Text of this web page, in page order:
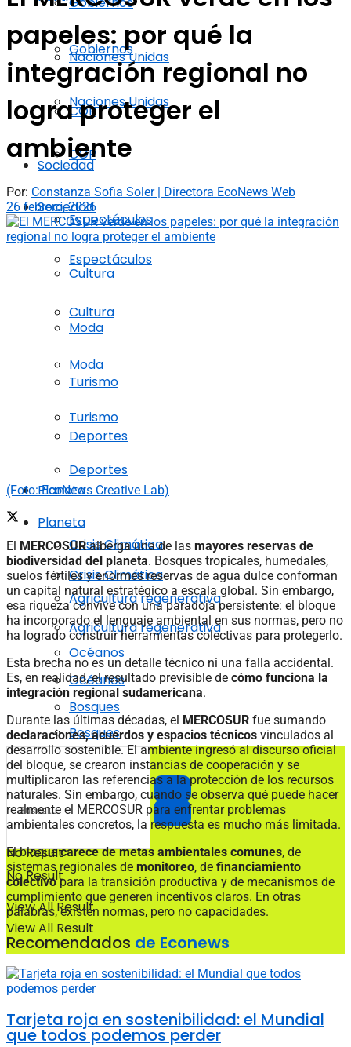
Naciones Unidas
COP
Sociedad
Espectáculos
Cultura
Moda
Turismo
Deportes
Planeta
Crisis Climática
Agricultura regenerativa
Océanos
Bosques
No Result
View All Result
Gobiernos
Naciones Unidas
COP
Sociedad
Espectáculos
Cultura
Moda
Turismo
Deportes
Planeta
Crisis Climática
Agricultura regenerativa
Océanos
Bosques
No Result
View All Result
papeles: por qué la
integración regional no
logra proteger el
ambiente
Por: Constanza Sofia Soler | Directora EcoNews Web
26 febrero, 2026
(Foto: EcoNews Creative Lab)
El MERCOSURalberga una de las mayores reservas de
biodiversidad del planeta. Bosques tropicales, humedales,
suelos fértiles y enormes reservas de agua dulce conforman
un capital natural estratégico a escala global. Sin embargo,
esa riqueza convive con una paradoja persistente: el bloque
ha incorporado el lenguaje ambiental en sus normas, pero no
ha logrado construir herramientas colectivas para protegerlo.
Esta brecha no es un detalle técnico ni una falla accidental.
Es, en realidad, el resultado previsible de cómo funciona la
integración regional sudamericana.
Durante las últimas décadas, el MERCOSUR fue sumando
declaraciones, acuerdos y espacios técnicos vinculados al
desarrollo sostenible. El ambiente ingresó al discurso oficial
del bloque, se crearon instancias de cooperación y se
multiplicaron las referencias a la protección de los recursos
naturales. Sin embargo, cuando se observa qué puede hacer
realmente el MERCOSUR para enfrentar problemas
ambientales concretos, la respuesta es mucho más limitada.
El bloquecarece de metas ambientales comunes, de
sistemas regionales de monitoreo, de financiamiento
colectivopara la transición productiva y de mecanismos de
cumplimiento que generen incentivos claros. En otras
palabras, existen normas, pero no capacidades.
Recomendados de Econews
Tarjeta roja en sostenibilidad: el Mundial
que todos podemos perder